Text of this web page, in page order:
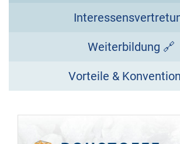
Weiterbildung 🔗
Vorteile &